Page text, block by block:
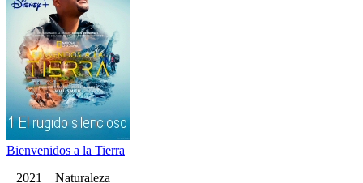
Bienvenidos a la Tierra
2021 Naturaleza